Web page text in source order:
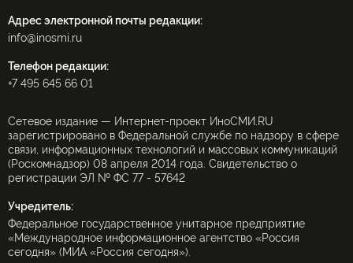
Адрес электронной почты редакции:
info@inosmi.ru
Телефон редакции:
+7 495 645 66 01
Сетевое издание — Интернет-проект ИноСМИ.RU
зарегистрировано в Федеральной службе по надзору в сфере
связи, информационных технологий и массовых коммуникаций
(Роскомнадзор) 08 апреля 2014 года. Свидетельство о
регистрации ЭЛ № ФС 77 - 57642
Учредитель:
Федеральное государственное унитарное предприятие
«Международное информационное агентство «Россия
сегодня» (МИА «Россия сегодня»).